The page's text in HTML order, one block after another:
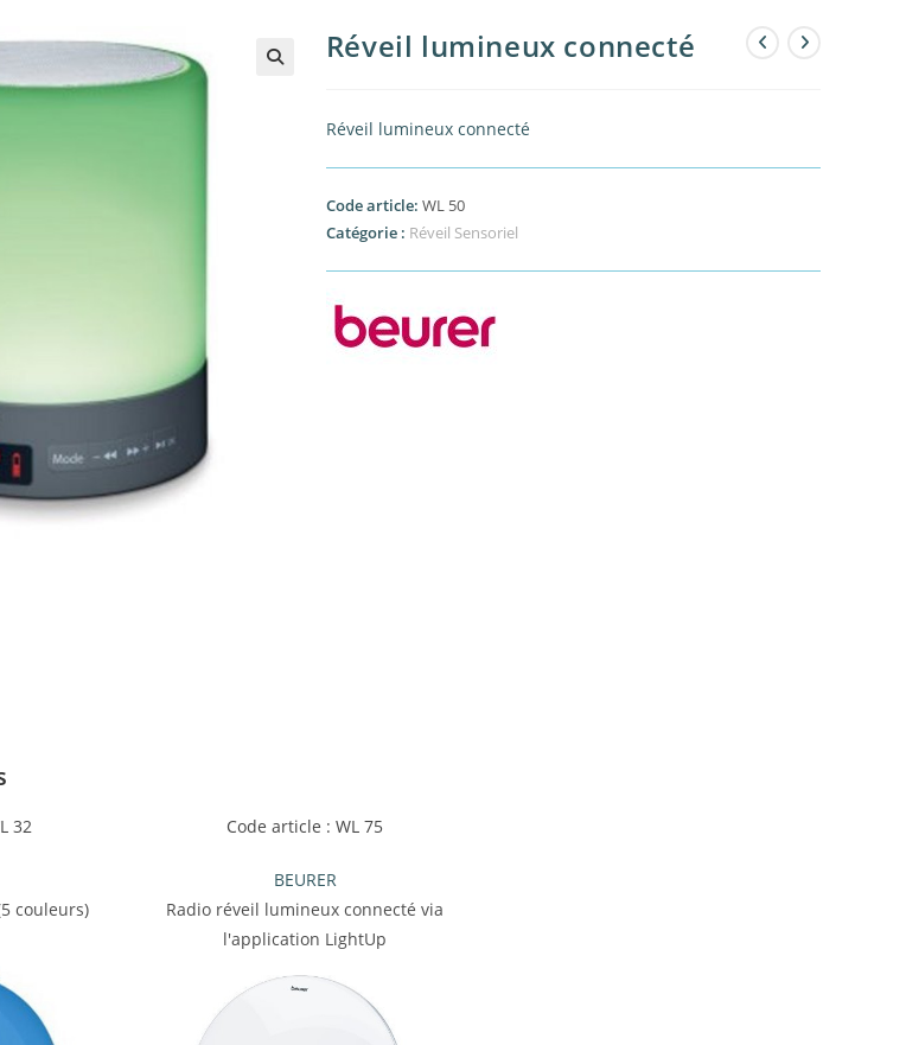
Réveil lumineux connecté
Réveil lumineux connecté
Code article: WL 50
Catégorie : Réveil Sensoriel
32
couleurs)
Code article : WL 75
BEURER
Radio réveil lumineux connecté via
l'application LightUp